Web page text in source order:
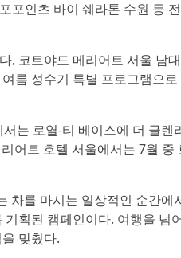
포인츠 바이 쉐라톤 수원 등
. 코트야드 메리어트 서울 남
름 성수기 특별 프로그램으
는 로열-티 베이스에 더 글
어트 호텔 서울에서는 7월
차를 마시는 일상적인 순간
획된 캠페인이다. 여행을
맞췄다.